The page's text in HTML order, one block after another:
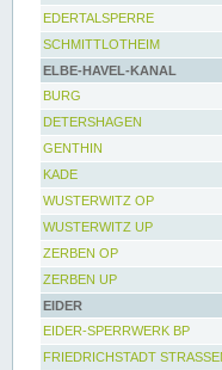
EDERTALSPERRE
SCHMITTLOTHEIM
ELBE-HAVEL-KANAL
BURG
DETERSHAGEN
GENTHIN
KADE
WUSTERWITZ OP
WUSTERWITZ UP
ZERBEN OP
ZERBEN UP
EIDER
EIDER-SPERRWERK BP
FRIEDRICHSTADT